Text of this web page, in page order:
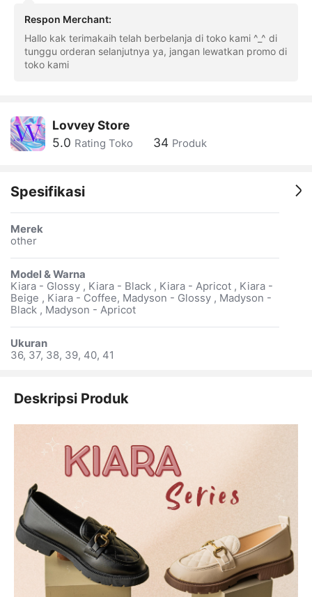
Respon Merchant:
Hallo kak terimakaih telah berbelanja di toko kami ^_^ di
tunggu orderan selanjutnya ya, jangan lewatkan promo di
toko kami
Lovvey Store
5.0 Rating Toko 34 Produk
Spesifikasi
Merek
other
Model & Warna
Kiara - Glossy , Kiara - Black , Kiara - Apricot , Kiara -
Beige , Kiara - Coffee, Madyson - Glossy , Madyson -
Black , Madyson - Apricot
Ukuran
36, 37, 38, 39, 40, 41
Deskripsi Produk